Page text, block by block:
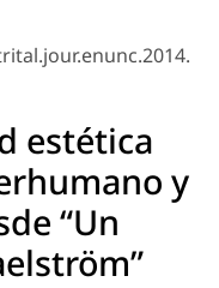
estética
y
“Un